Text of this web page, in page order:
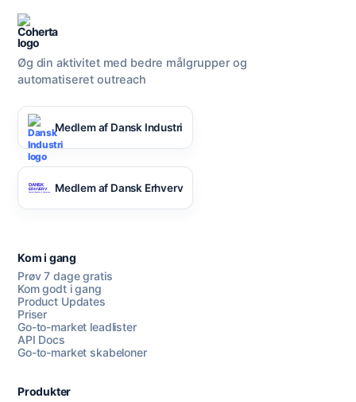
Øg din aktivitet med bedre målgrupper og
automatiseret outreach
Medlem af Dansk Industri
Medlem af Dansk Erhverv
Kom i gang
Prøv 7 dage gratis
Kom godt i gang
Product Updates
Priser
Go-to-market leadlister
API Docs
Go-to-market skabeloner
Produkter